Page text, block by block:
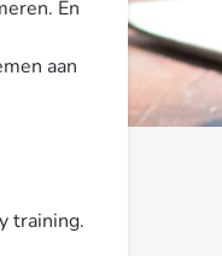
En
aan
training.